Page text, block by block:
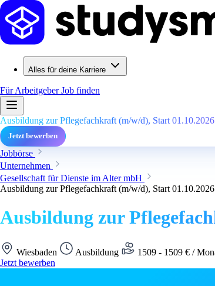
Alles für deine Karriere
Für ArbeitgeberJob finden
Ausbildung zur Pflegefachkraft (m/w/d), Start
Jetzt bewerben
Jobbörse
Unternehmen
Gesellschaft für Dienste im Alter mbH
Ausbildung zur Pflegefachkraft (m/w/d), Start
Ausbildung zur
Wiesbaden Ausbildung 1509 - 1509 € /
Jetzt bewerben